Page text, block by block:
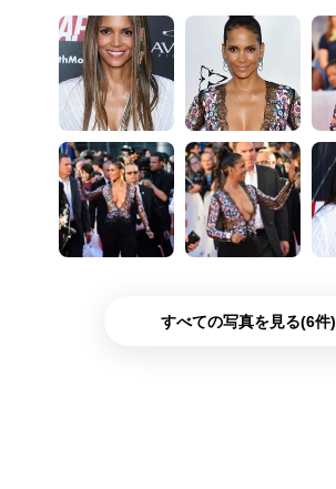
すべての写真を見る(6件)